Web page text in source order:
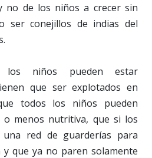
no de los niños a crecer sin
ser conejillos de indias del
niños pueden estar
que ser explotados en
todos los niños pueden
o menos nutritiva, que si los
red de guarderías para
y que ya no paren solamente